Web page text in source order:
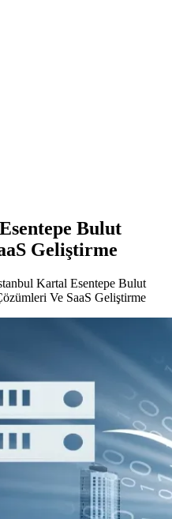
Bulut
Geliştirme
Kartal Esentepe Bulut
Ve SaaS Geliştirme